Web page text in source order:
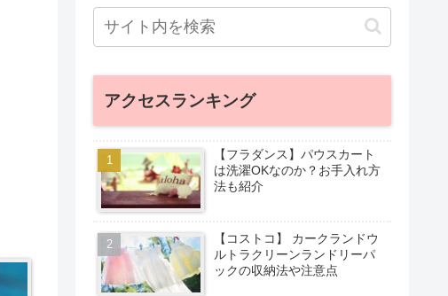
アクセスランキング
【フラダンス】パウスカート
は洗濯OKなのか？お手入れ方
法も紹介
【コストコ】 カークランドウ
ルトラクリーンランドリーパ
ックの収納法や注意点